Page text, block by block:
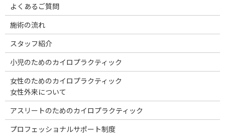
よくあるご質問
施術の流れ
スタッフ紹介
小児のためのカイロプラクティック
女性のためのカイロプラクティック
女性外来について
アスリートのためのカイロプラクティック
プロフェッショナルサポート制度